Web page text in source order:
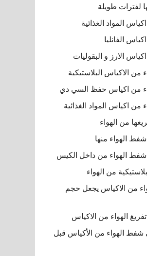
لفترات طويلة
المواد الغذائية
الفانليا
الارز و البقوليات
من الاكياس البلاستيكية
من اكياس حفظ السي دي
اكياس المواد الغذائية
من الهواء
الهواء منها
شفط الهواء من داخل الكيس
من الهواء
من الاكياس يجعل حجم
الهواء من الاكياس
شفط الهواء من الأكياس قبل